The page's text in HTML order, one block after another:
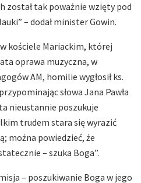
został tak poważnie wzięty pod
– dodał minister Gowin.
kościele Mariackim, której
oprawa muzyczna, w
AM, homilie wygłosił ks.
słowa Jana Pawła
nieustannie poszukuje
trudem stara się wyrazić
można powiedzieć, że
– szuka Boga”.
– poszukiwanie Boga w jego